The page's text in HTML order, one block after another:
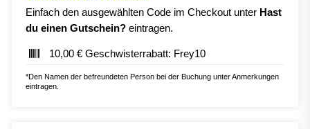
Einfach den ausgewählten Code im Checkout unter Hast
du einen Gutschein? eintragen.
10,00 € Geschwisterrabatt: Frey10
*Den Namen der befreundeten Person bei der Buchung unter Anmerkungen
eintragen.